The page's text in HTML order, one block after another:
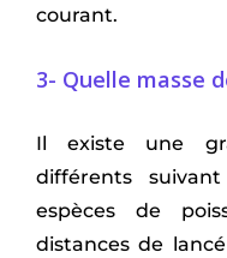
courant.
3- Quelle masse
Il existe une
différents
espèces de
distances de